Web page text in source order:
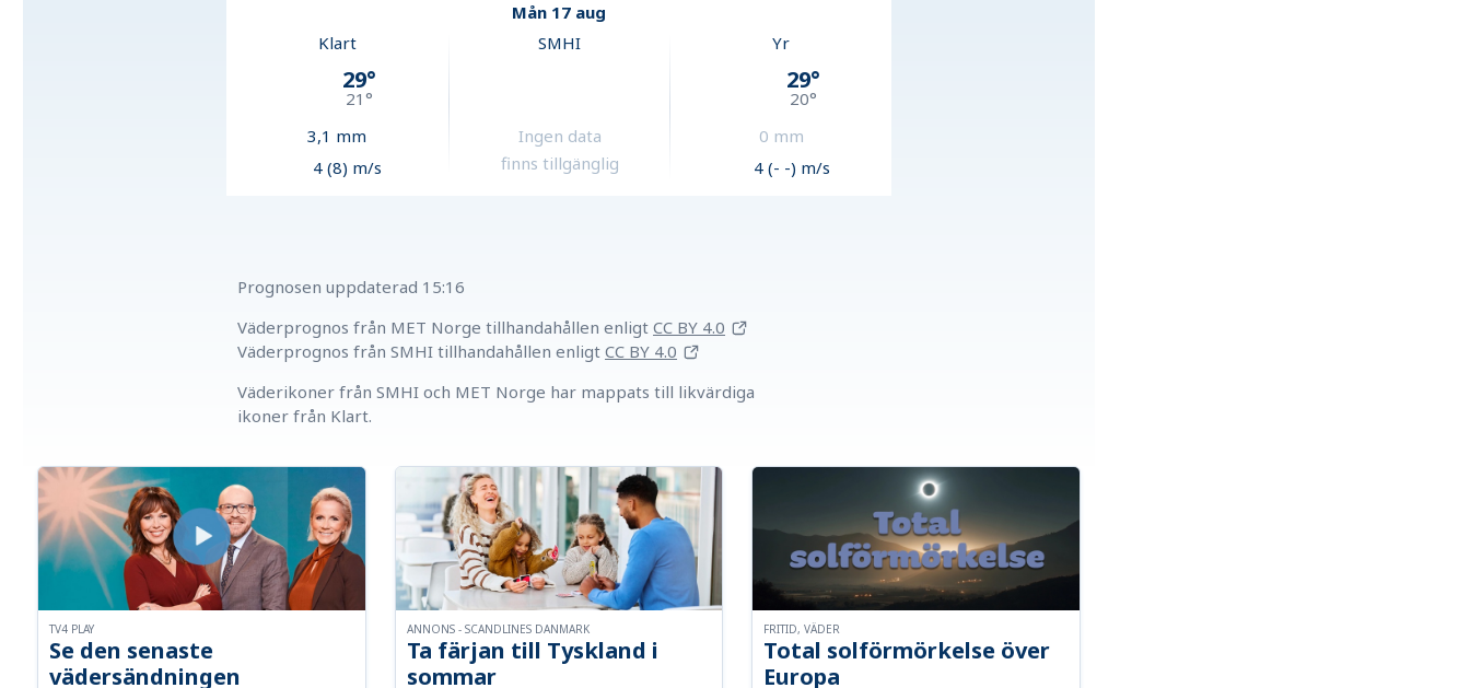
Mån 17 aug
Klart
29°
21 °
3,1 mm
4 (8) m/s
SMHI
Ingen data
finns tillgänglig
Yr
29°
20°
0 mm
4 (- -) m/s
Prognosen uppdaterad 15:16
Väderprognos från MET Norge tillhandahållen enligt CC BY 4.0
Väderprognos från SMHI tillhandahållen enligt CC BY 4.0
Väderikoner från SMHI och MET Norge har mappats till likvärdiga
ikoner från Klart.
Se den senaste
vädersändningen
TV4 PLAY
Ta färjan till Tyskland i
sommar
ANNONS - SCANDLINES DANMARK
Total solförmörkelse över
Europa
FRITID, VÄDER